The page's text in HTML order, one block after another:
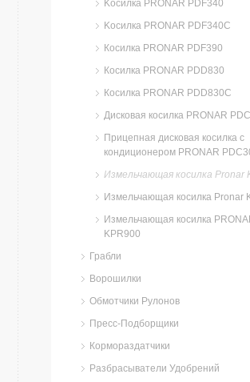
Kосилка PRONAR PDF340
Kосилка PRONAR PDF340C
Косилка PRONAR PDF390
Косилка PRONAR PDD830
Косилка PRONAR PDD830C
Дисковая косилка PRONAR
Прицепная дисковая косилка с
кондиционером PRONAR
Измельчающая косилка Pronar
Измельчающая косилка Pronar
Измельчающая косилка
KPR900
Грабли
Ворошилки
Обмотчики Рулонов
Пресс-Подборщики
Кормораздатчики
Разбрасыватели Удобрений